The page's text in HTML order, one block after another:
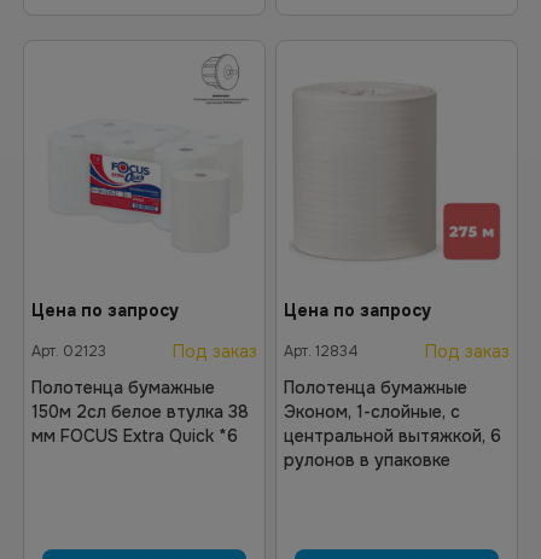
Цена по запросу
Арт. 02123
Под заказ
Полотенца бумажные
150м 2сл белое втулка 38
мм FOCUS Extra Quick *6
Цена по запросу
Арт. 12834
Под заказ
Полотенца бумажные
Эконом, 1-слойные, c
центральной вытяжкой, 6
рулонов в упаковке